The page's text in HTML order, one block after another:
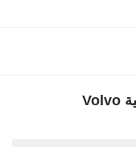
معلومات إضافية — مضخة هيدروليكية Volvo